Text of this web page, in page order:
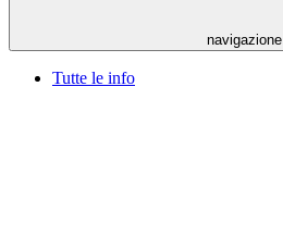
navigazione
Tutte le info